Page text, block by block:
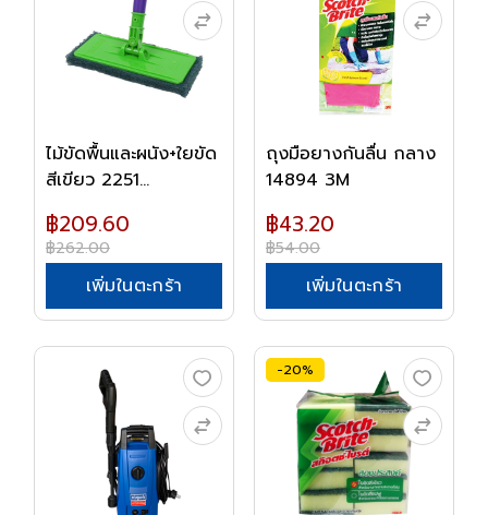
ไม้ขัดพื้นและผนัง+ใยขัด
สีเขียว 2251...
฿209.60
฿262.00
เพิ่มในตะกร้า
ถุงมือยางกันลื่น กลาง
14894 3M
฿43.20
฿54.00
เพิ่มในตะกร้า
-20%